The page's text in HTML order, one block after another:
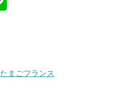
たまごフランス